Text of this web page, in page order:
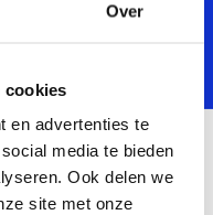
Over
cookies
en advertenties te
media te bieden
Ook delen we
site met onze